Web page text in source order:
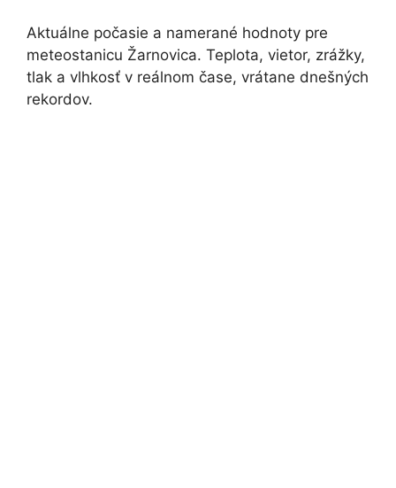
Aktuálne počasie a namerané hodnoty pre
meteostanicu Žarnovica. Teplota, vietor, zrážky,
tlak a vlhkosť v reálnom čase, vrátane dnešných
rekordov.